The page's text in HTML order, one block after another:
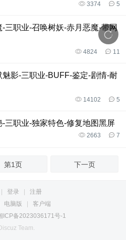
5
3374
三职业-召唤树妖-赤月恶魔-带网
11
4824
影-三职业-BUFF-鉴定-剧情-耐
5
14102
三职业-独家特色-修复地图黑屏
7
2663
第1页 下一页
登录
注册
电脑版
客户端
ICP备2023036171号-1
Team.